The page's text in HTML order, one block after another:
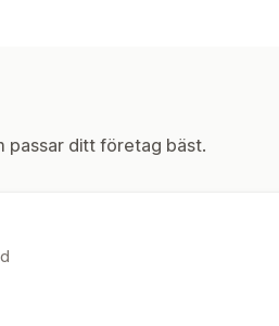
passar ditt företag bäst.